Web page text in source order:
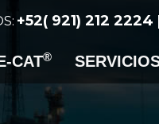
+52( 921) 212
CAT®